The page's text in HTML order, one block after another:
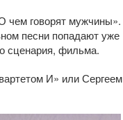
чем говорят мужчины».
песни попадают уже
сценария, фильма.
И» или Сергеем